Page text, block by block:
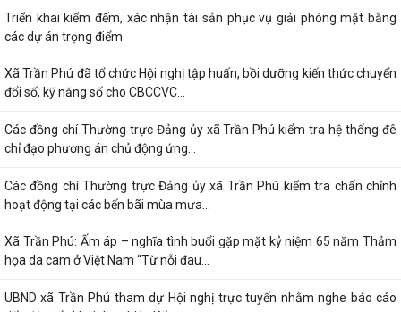
TIN MỚI
Cụm thi đua số 10 (thuộc Ủy ban MTTQ Việt Nam thành phố) sơ kết
công tác mặt trận 6 tháng đầu năm...
Triển khai kiểm đếm, xác nhận tài sản phục vụ giải phóng mặt bằng
các dự án trọng điểm
Xã Trần Phú đã tổ chức Hội nghị tập huấn, bồi dưỡng kiến thức chuyển
đổi số, kỹ năng số cho CBCCVC...
Các đồng chí Thường trực Đảng ủy xã Trần Phú kiểm tra hệ thống đê
chỉ đạo phương án chủ động ứng...
Các đồng chí Thường trực Đảng ủy xã Trần Phú kiểm tra chấn chỉnh
hoạt động tại các bến bãi mùa mưa...
Xã Trần Phú: Ấm áp – nghĩa tình buổi gặp mặt kỷ niệm 65 năm Thảm
họa da cam ở Việt Nam “Từ nỗi đau...